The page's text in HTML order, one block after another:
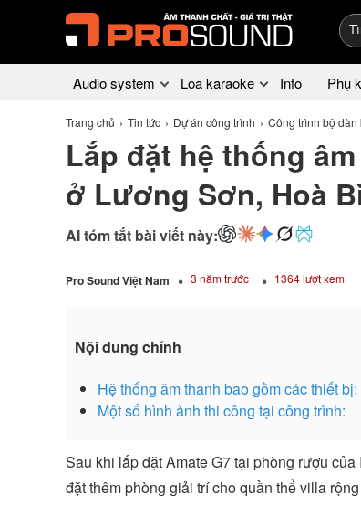
Audio system Loa karaoke Info Phụ
Trang chủ Tin tức Dự án công trình Công trình bộ
Lắp đặt hệ thống
ở Lương Sơn, Hoà
AI tóm tắt bài viết này:
Pro Sound Việt Nam 3 năm trước 1364 lượt xem
Nội dung chính
Hệ thống âm thanh bao gồm các thiết bị:
Một số hình ảnh thi công tại công trình:
Sau khi lắp đặt Amate G7 tại phòng rượu
đặt thêm phòng giải trí cho quần thể villa